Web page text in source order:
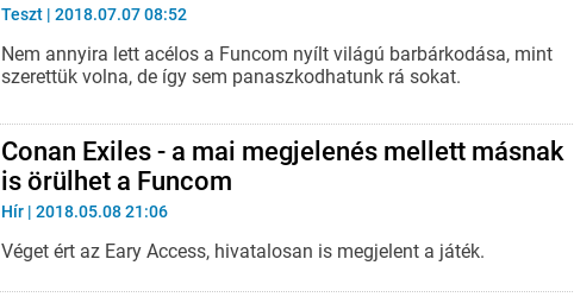
Teszt | 2018.07.07 08:52
Nem annyira lett acélos a Funcom nyílt világú barbárkodása, mint
szerettük volna, de így sem panaszkodhatunk rá sokat.
Conan Exiles - a mai megjelenés mellett másnak
is örülhet a Funcom
Hír | 2018.05.08 21:06
Véget ért az Eary Access, hivatalosan is megjelent a játék.